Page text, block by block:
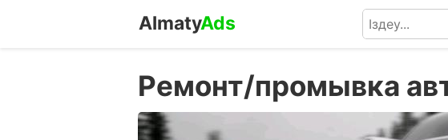
AlmatyAds
Ремонт/промывка